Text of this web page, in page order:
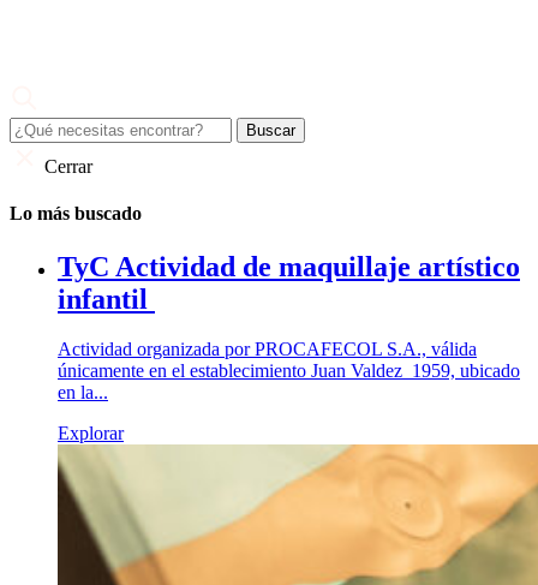
Cerrar
Lo más buscado
TyC Actividad de maquillaje artístico
infantil
Actividad organizada por PROCAFECOL S.A., válida
únicamente en el establecimiento Juan Valdez 1959, ubicado
en la...
Explorar